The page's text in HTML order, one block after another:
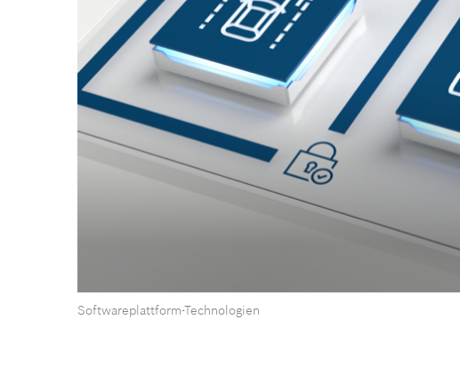
Sekunden
Softwareplattform-Technologien